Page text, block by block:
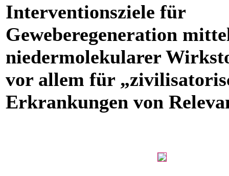
Interventionsziele für
Geweberegeneration
niedermolekularer
vor allem für
Erkrankungen von